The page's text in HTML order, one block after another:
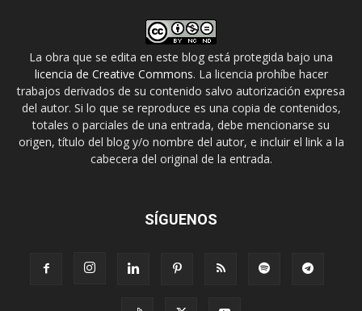
La obra que se edita en este blog está protegida bajo una
licencia de Creative Commons. La licencia prohíbe hacer
trabajos derivados de su contenido salvo autorización expresa
del autor. Si lo que se reproduce es una copia de contenidos,
totales o parciales de una entrada, debe mencionarse su
origen, título del blog y/o nombre del autor, e incluir el link a la
cabecera del original de la entrada.
SÍGUENOS